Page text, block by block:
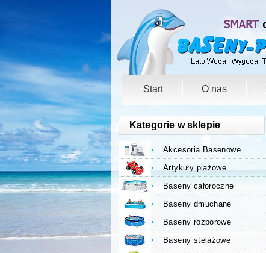
Start O nas
Kategorie w sklepie
Akcesoria Basenowe
Artykuły plażowe
Baseny całoroczne
Baseny dmuchane
Baseny rozporowe
Baseny stelażowe